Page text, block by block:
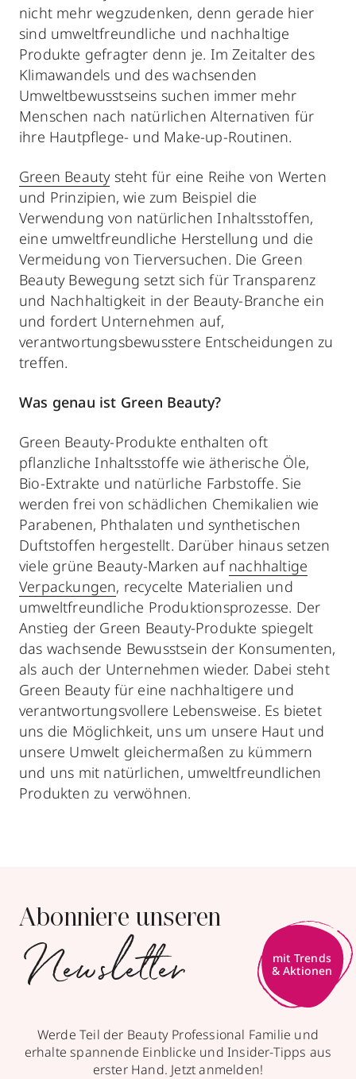
nicht mehr wegzudenken, denn gerade hier
sind umweltfreundliche und nachhaltige
Produkte gefragter denn je. Im Zeitalter des
Klimawandels und des wachsenden
Umweltbewusstseins suchen immer mehr
Menschen nach natürlichen Alternativen für
ihre Hautpflege- und Make-up-Routinen.
Green Beautysteht für eine Reihe von Werten
und Prinzipien, wie zum Beispiel die
Verwendung von natürlichen Inhaltsstoffen,
eine umweltfreundliche Herstellung und die
Vermeidung von Tierversuchen. Die Green
Beauty Bewegung setzt sich für Transparenz
und Nachhaltigkeit in der Beauty-Branche ein
und fordert Unternehmen auf,
verantwortungsbewusstere Entscheidungen zu
treffen.
Was genau ist Green Beauty?
Green Beauty-Produkte enthalten oft
pflanzliche Inhaltsstoffe wie ätherische Öle,
Bio-Extrakte und natürliche Farbstoffe. Sie
werden frei von schädlichen Chemikalien wie
Parabenen, Phthalaten und synthetischen
Duftstoffen hergestellt. Darüber hinaus setzen
viele grüne Beauty-Marken auf nachhaltige
Verpackungen, recycelte Materialien und
umweltfreundliche Produktionsprozesse. Der
Anstieg der Green Beauty-Produkte spiegelt
das wachsende Bewusstsein der Konsumenten,
als auch der Unternehmen wieder. Dabei steht
Green Beauty für eine nachhaltigere und
verantwortungsvollere Lebensweise. Es bietet
uns die Möglichkeit, uns um unsere Haut und
unsere Umwelt gleichermaßen zu kümmern
und uns mit natürlichen, umweltfreundlichen
Produkten zu verwöhnen.
Abonniere unseren
Newsletter
mit Trends
& Aktionen
Werde Teil der Beauty Professional Familie und
erhalte spannende Einblicke und Insider-Tipps aus
erster Hand. Jetzt anmelden!